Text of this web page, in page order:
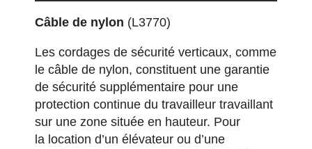
Câble de nylon (L3770)
Les cordages de sécurité verticaux, comme
le câble de nylon, constituent une garantie
de sécurité supplémentaire pour une
protection continue du travailleur travaillant
sur une zone située en hauteur. Pour
la location d’un élévateur ou d’une